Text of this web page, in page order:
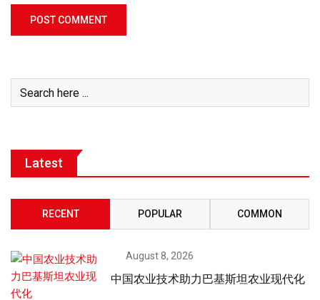
Latest
RECENT POPULAR COMMON
August 8, 2026
中国农业技术助力巴基斯坦农业现代化